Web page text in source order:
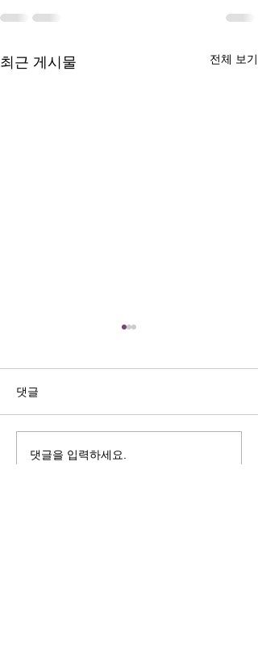
최근 게시물 전체 보기
쓰러지는데는 이유가 있다 (사
댓글
댓글을 입력하세요.